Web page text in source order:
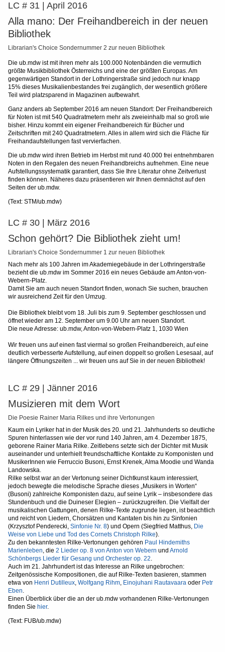
LC # 31 | April 2016
Alla mano: Der Freihandbereich in der neuen
Bibliothek
Librarian's Choice Sondernummer 2 zur neuen Bibliothek
Die ub.mdw ist mit ihren mehr als 100.000 Notenbänden die vermutlich
größte Musikbibliothek Österreichs und eine der größten Europas. Am
gegenwärtigen Standort in der Lothringerstraße sind jedoch nur knapp
15% dieses Musikalienbestandes frei zugänglich, der wesentlich größere
Teil wird platzsparend in Magazinen aufbewahrt.
Ganz anders ab September 2016 am neuen Standort: Der Freihandbereich
für Noten ist mit 540 Quadratmetern mehr als zweieinhalb mal so groß wie
bisher. Hinzu kommt ein eigener Freihandbereich für Bücher und
Zeitschriften mit 240 Quadratmetern. Alles in allem wird sich die Fläche für
Freihandaufstellungen fast vervierfachen.
Die ub.mdw wird ihren Betrieb im Herbst mit rund 40.000 frei entnehmbaren
Noten in den Regalen des neuen Freihandbreichs aufnehmen. Eine neue
Aufstellungssystematik garantiert, dass Sie Ihre Literatur ohne Zeitverlust
finden können. Näheres dazu präsentieren wir Ihnen demnächst auf den
Seiten der ub.mdw.
(Text: STM/ub.mdw)
LC # 30 | März 2016
Schon gehört? Die Bibliothek zieht um!
Librarian's Choice Sondernummer 1 zur neuen Bibliothek
Nach mehr als 100 Jahren im Akademiegebäude in der Lothringerstraße
bezieht die ub.mdw im Sommer 2016 ein neues Gebäude am Anton-von-
Webern-Platz.
Damit Sie am auch neuen Standort finden, wonach Sie suchen, brauchen
wir ausreichend Zeit für den Umzug.
Die Bibliothek bleibt vom 18. Juli bis zum 9. September geschlossen und
öffnet wieder am 12. September um 9.00 Uhr am neuen Standort.
Die neue Adresse: ub.mdw, Anton-von-Webern-Platz 1, 1030 Wien
Wir freuen uns auf einen fast viermal so großen Freihandbereich, auf eine
deutlich verbesserte Aufstellung, auf einen doppelt so großen Lesesaal, auf
längere Öffnungszeiten ... wir freuen uns auf Sie in der neuen Bibliothek!
LC # 29 | Jänner 2016
Musizieren mit dem Wort
Die Poesie Rainer Maria Rilkes und ihre Vertonungen
Kaum ein Lyriker hat in der Musik des 20. und 21. Jahrhunderts so deutliche
Spuren hinterlassen wie der vor rund 140 Jahren, am 4. Dezember 1875,
geborene Rainer Maria Rilke. Zeitlebens setzte sich der Dichter mit Musik
auseinander und unterhielt freundschaftliche Kontakte zu Komponisten und
MusikerInnen wie Ferruccio Busoni, Ernst Krenek, Alma Moodie und Wanda
Landowska.
Rilke selbst war an der Vertonung seiner Dichtkunst kaum interessiert,
jedoch bewegte die melodische Sprache dieses „Musikers in Worten“
(Busoni) zahlreiche Komponisten dazu, auf seine Lyrik – insbesondere das
Stundenbuch und die Duineser Elegien – zurückzugreifen. Die Vielfalt der
musikalischen Gattungen, denen Rilke-Texte zugrunde liegen, ist beachtlich
und reicht von Liedern, Chorsätzen und Kantaten bis hin zu Sinfonien
(Krzysztof Penderecki, Sinfonie Nr. 8) und Opern (Siegfried Matthus, Die
Weise von Liebe und Tod des Cornets Christoph Rilke).
Zu den bekanntesten Rilke-Vertonungen gehören Paul Hindemiths
Marienleben, die 2 Lieder op. 8 von Anton von Webern und Arnold
Schönbergs Lieder für Gesang und Orchester op. 22.
Auch im 21. Jahrhundert ist das Interesse an Rilke ungebrochen:
Zeitgenössische Kompositionen, die auf Rilke-Texten basieren, stammen
etwa von Henri Dutilleux, Wolfgang Rihm, Einojuhani Rautavaara oder Petr
Eben.
Einen Überblick über die an der ub.mdw vorhandenen Rilke-Vertonungen
finden Sie hier.
(Text: FUB/ub.mdw)